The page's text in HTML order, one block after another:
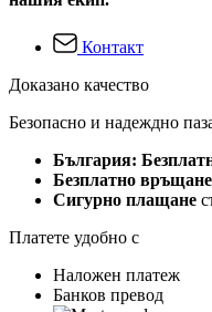
Контакт
Доказано качество
Безопасно и надеждно
България:
Безплатно връщане
Сигурно плащане
Платете удобно с
Наложен платеж
Банков превод